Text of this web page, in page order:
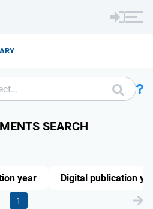
SEARCH
1
year Digital publication